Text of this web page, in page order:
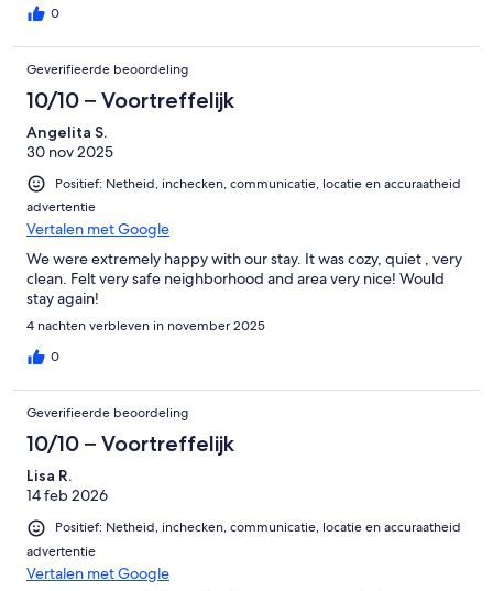
0
Geverifieerde beoordeling
10/10 – Voortreffelijk
Angelita S.
30 nov 2025
Positief: Netheid, inchecken, communicatie, locatie en accuraatheid
advertentie
Vertalen met Google
We were extremely happy with our stay. It was cozy, quiet , very
clean. Felt very safe neighborhood and area very nice! Would
stay again!
4 nachten verbleven in november 2025
0
Geverifieerde beoordeling
10/10 – Voortreffelijk
Lisa R.
14 feb 2026
Positief: Netheid, inchecken, communicatie, locatie en accuraatheid
advertentie
Vertalen met Google